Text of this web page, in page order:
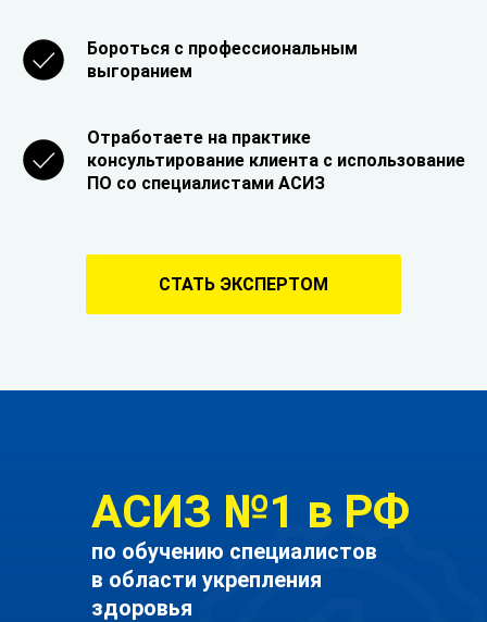
Бороться с профессиональным
выгоранием
Отработаете на практике
консультирование клиента с использование
ПО со специалистами АСИЗ
СТАТЬ ЭКСПЕРТОМ
АСИЗ №1 в РФ
по обучению специалистов
в области укрепления
здоровья